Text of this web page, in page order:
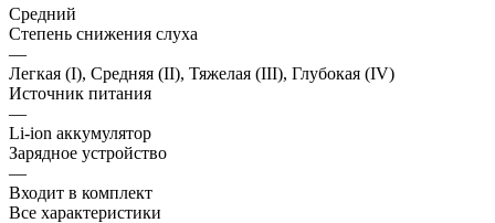
Средний
Степень снижения слуха
—
Легкая (I), Средняя (II), Тяжелая (III), Глубокая (IV)
Источник питания
—
Li-ion аккумулятор
Зарядное устройство
—
Входит в комплект
Все характеристики